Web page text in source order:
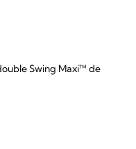
Swing Maxi™ de